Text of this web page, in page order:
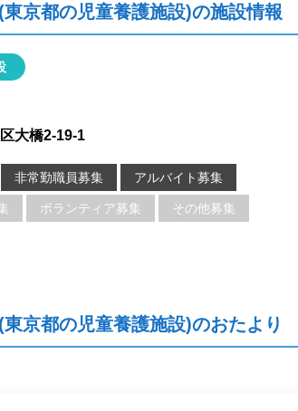
東京都の児童養護施設)の施設情報
大橋2-19-1
非常勤職員募集 アルバイト募集
ボランティア募集 その他募集
東京都の児童養護施設)のおたより